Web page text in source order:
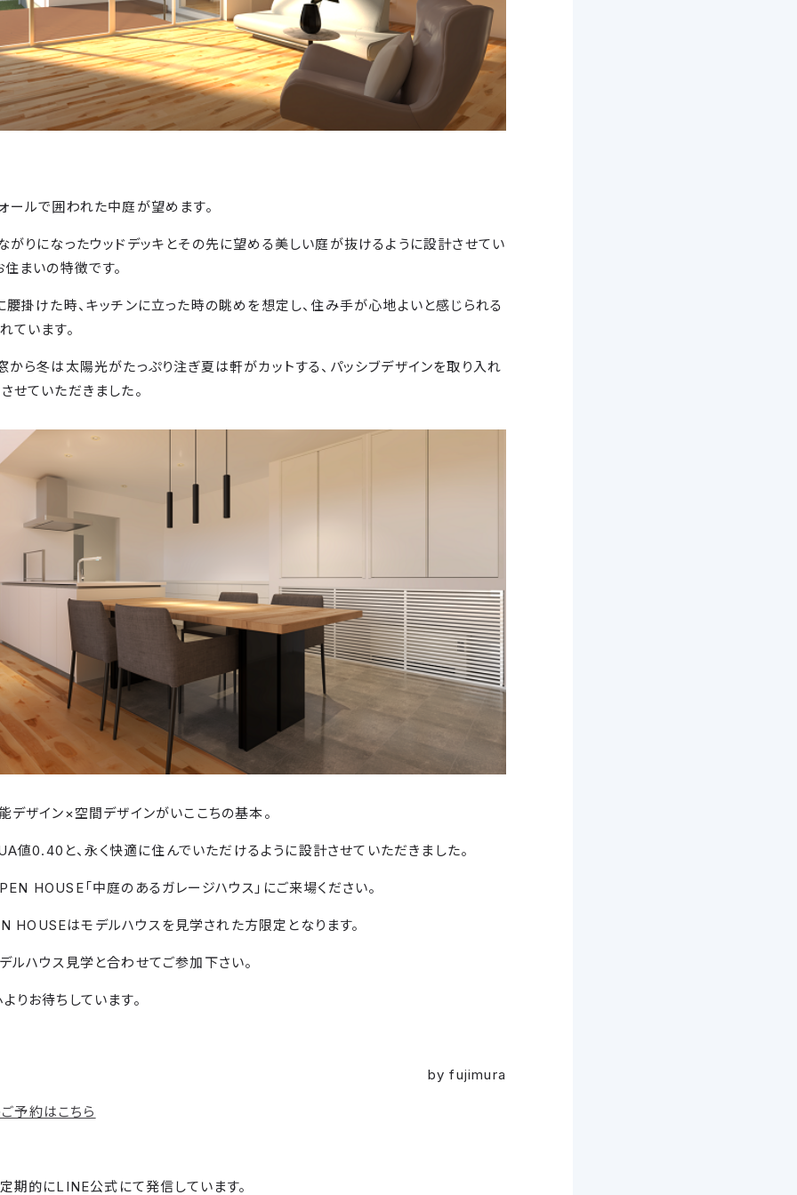
ールで囲われた中庭が望めます。
がりになったウッドデッキとその先に望める美しい庭が抜けるように設計させてい
住まいの特徴です。
腰掛けた時、キッチンに立った時の眺めを想定し、住み手が心地よいと感じられる
ています。
から冬は太陽光がたっぷり注ぎ夏は軒がカットする、パッシブデザインを取り入れ
せていただきました。
デザイン×空間デザインがいここちの基本。
値0.40と、永く快適に住んでいただけるように設計させていただきました。
HOUSE「中庭のあるガレージハウス」にご来場ください。
HOUSEはモデルハウスを見学された方限定となります。
ルハウス見学と合わせてご参加下さい。
りお待ちしています。
by fujimura
予約はこちら
期的にLINE公式にて発信しています。